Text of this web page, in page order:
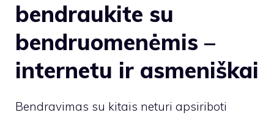
bendraukite su
bendruomenėmis –
internetu ir asmeniškai
Bendravimas su kitais neturi apsiriboti